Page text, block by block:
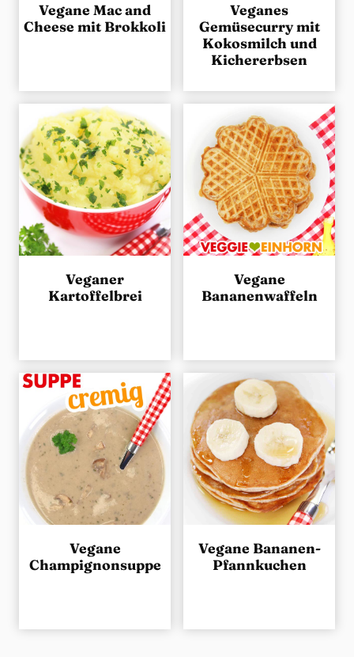
Vegane Mac and
Cheese mit Brokkoli
Veganes
Gemüsecurry mit
Kokosmilch und
Kichererbsen
Veganer
Kartoffelbrei
Vegane
Bananenwaffeln
Vegane
Champignonsuppe
Vegane Bananen-
Pfannkuchen